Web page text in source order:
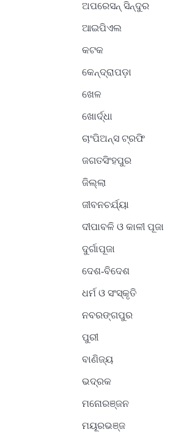
ଅପରେସନ୍ ସିନ୍ଦୁର
ଆଇପିଏଲ
କଟକ
କେନ୍ଦ୍ରାପଡ଼ା
ଖେଳ
ଖୋର୍ଦ୍ଧା
ଚାଂପିଅନ୍ସ ଟ୍ରଫି
ଜଗତସିଂହପୁର
ଜିଲ୍ଲା
ଜୀବନଚର୍ଯ୍ୟା
ଦୀପାବଳି ଓ କାଳୀ ପୂଜା
ଦୁର୍ଗାପୂଜା
ଦେଶ-ବିଦେଶ
ଧର୍ମ ଓ ସଂସ୍କୃତି
ନବରଙ୍ଗପୁର
ପୁରୀ
ବାଣିଜ୍ୟ
ଭଦ୍ରକ
ମନୋରଞ୍ଜନ
ମୟୂରଭଞ୍ଜ